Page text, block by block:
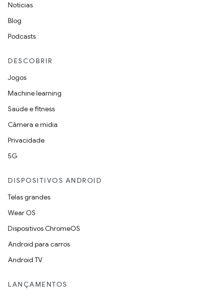
Notícias
Blog
Podcasts
DESCOBRIR
Jogos
Machine learning
Saúde e fitness
Câmera e mídia
Privacidade
5G
DISPOSITIVOS ANDROID
Telas grandes
Wear OS
Dispositivos ChromeOS
Android para carros
Android TV
LANÇAMENTOS